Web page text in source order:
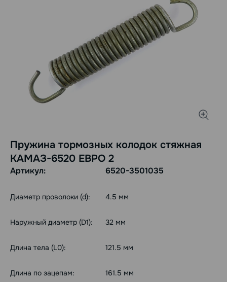
Пружина тормозных колодок стяжная
КАМАЗ-6520 ЕВРО 2
Артикул: 6520-3501035
Диаметр проволоки (d): 4.5 мм
Наружный диаметр (D1): 32 мм
Длина тела (L0): 121.5 мм
Длина по зацепам: 161.5 мм